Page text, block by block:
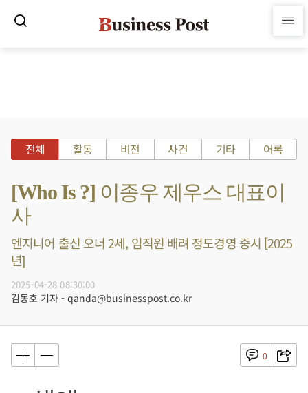
전체 활동 비전 사건 기타 어록
[Who Is ?] 이종우 제우스 대표이
사
엔지니어 출신 오너 2세, 임직원 배려 정도경영 중시 [2025
년]
2025-04-28 08:30:00
김동호 기자 - qanda@businesspost.co.kr
0